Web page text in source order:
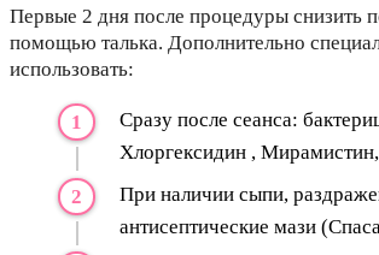
Первые 2 дня после процедуры снизить
помощью талька. Дополнительно
использовать:
Сразу после сеанса:
Хлоргексидин ,
При наличии сыпи,
антисептические мази